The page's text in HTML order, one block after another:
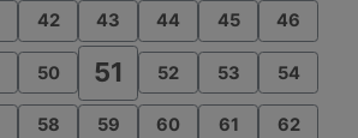
42 43 44 45 46
50 51 52 53 54
58 59 60 61 62